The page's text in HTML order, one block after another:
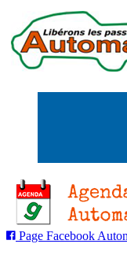
Page Facebook